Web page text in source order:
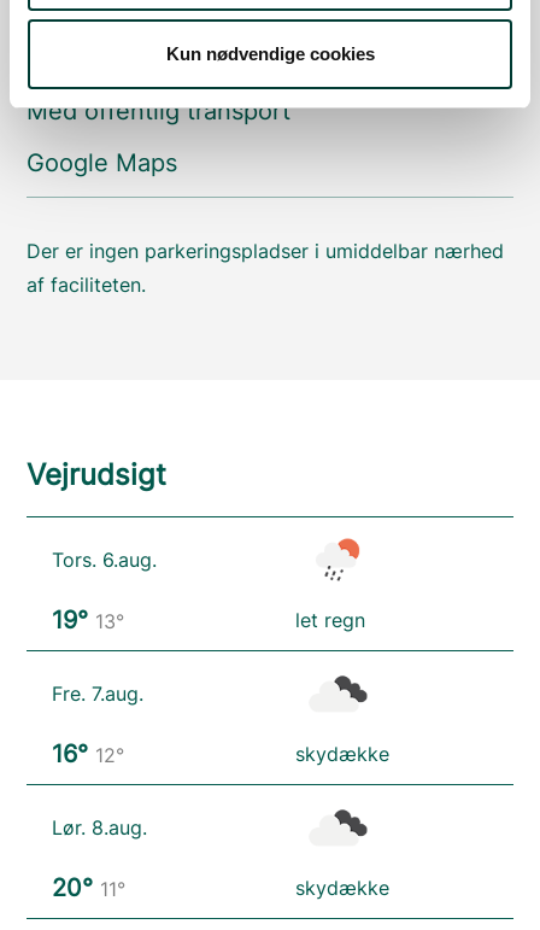
Kun nødvendige cookies
Med offentlig transport
Google Maps
Der er ingen parkeringspladser i umiddelbar nærhed
af faciliteten.
Vejrudsigt
Tors. 6.aug.
19° 13° let regn
Fre. 7.aug.
16° 12° skydække
Lør. 8.aug.
20° 11° skydække